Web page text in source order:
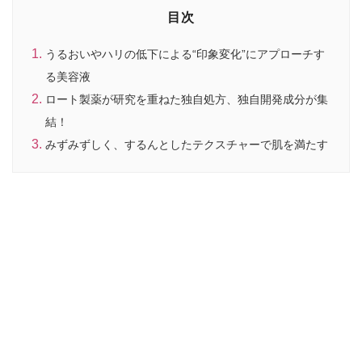
目次
うるおいやハリの低下による“印象変化”にアプローチす
る美容液
ロート製薬が研究を重ねた独自処方、独自開発成分が集
結！
みずみずしく、するんとしたテクスチャーで肌を満たす